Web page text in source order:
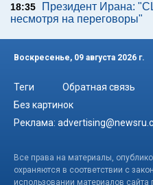
18:35
Президент Ирана:
несмотря на переговоры"
Воскресенье, 09 августа 2026 г.
Теги Обратная связь
Без картинок
Реклама:
Все права на материалы,
охраняются в соответствии с
использовании материалов сайта